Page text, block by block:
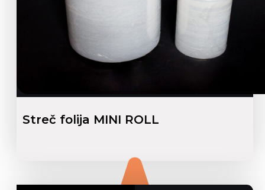
Streč folija MINI ROLL